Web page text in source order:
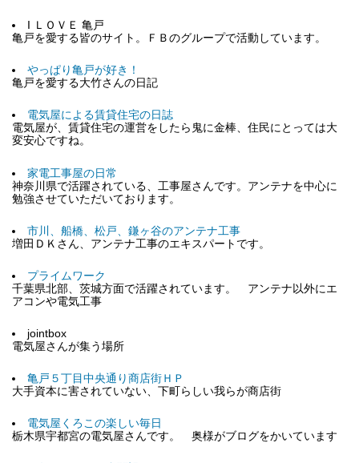
I ＬＯＶＥ 亀戸
亀戸を愛する皆のサイト。ＦＢのグループで活動しています。
やっぱり亀戸が好き！
亀戸を愛する大竹さんの日記
電気屋による賃貸住宅の日誌
電気屋が、賃貸住宅の運営をしたら鬼に金棒、住民にとっては大
変安心ですね。
家電工事屋の日常
神奈川県で活躍されている、工事屋さんです。アンテナを中心に
勉強させていただいております。
市川、船橋、松戸、鎌ヶ谷のアンテナ工事
増田ＤＫさん、アンテナ工事のエキスパートです。
プライムワーク
千葉県北部、茨城方面で活躍されています。 アンテナ以外にエ
アコンや電気工事
jointbox
電気屋さんが集う場所
亀戸５丁目中央通り商店街ＨＰ
大手資本に害されていない、下町らしい我らが商店街
電気屋くろこの楽しい毎日
栃木県宇都宮の電気屋さんです。 奥様がブログをかいています